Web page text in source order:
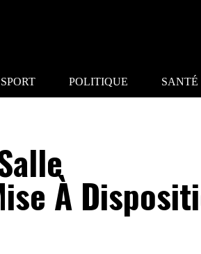
SPORT POLITIQUE SANTÉ
À